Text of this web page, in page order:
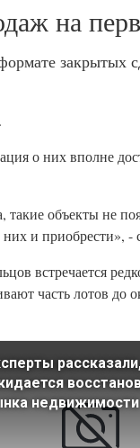
на
закрытых
о них вполне
объекты не
и приобрести», -
встречается
часть лотов до
недвижимости